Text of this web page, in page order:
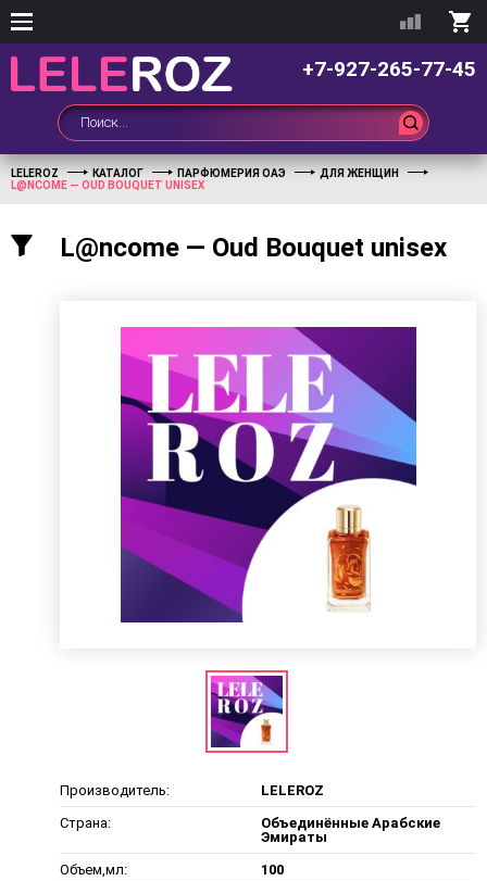
+7-927-265-77-45
LELEROZ КАТАЛОГ ПАРФЮМЕРИЯ ОАЭ
ДЛЯ ЖЕНЩИН
L@NCOME — OUD BOUQUET UNISEX
L@ncome — Oud Bouquet unisex
Производитель:
LELEROZ
Страна:
Объединённые Арабские
Эмираты
Объем,мл:
100